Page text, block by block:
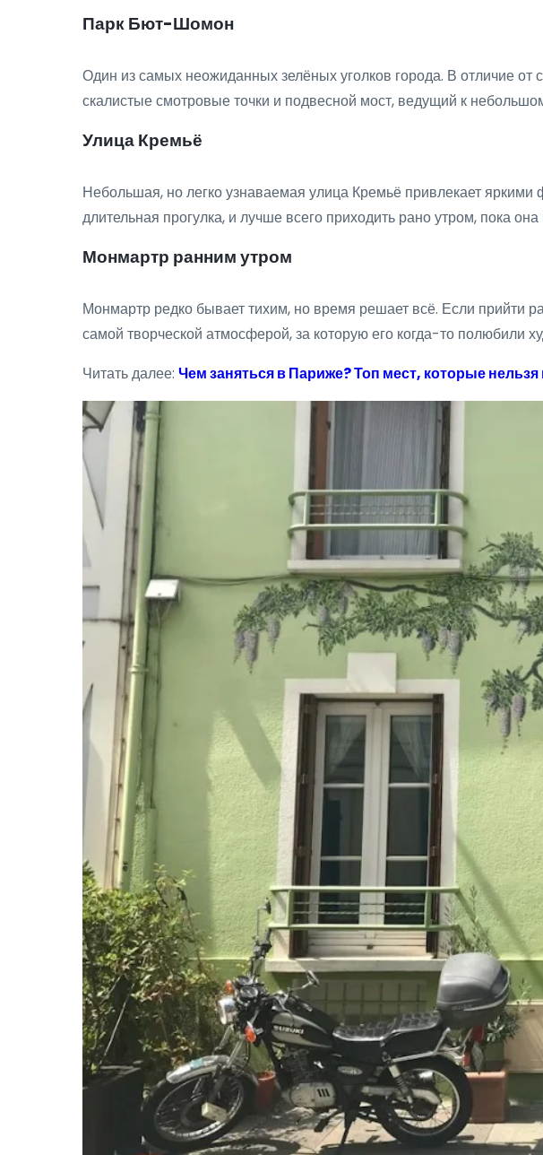
Парк Бют-Шомон
Один из самых неожиданных зелёных уголков города. В отличие
скалистые смотровые точки и подвесной мост, ведущий к
Улица Кремьё
Небольшая, но легко узнаваемая улица Кремьё привлекает
длительная прогулка, и лучше всего приходить рано утром, пока
Монмартр ранним утром
Монмартр редко бывает тихим, но время решает всё. Если прийти
самой творческой атмосферой, за которую его когда-то полюбили
Читать далее: Чем заняться в Париже? Топ мест, которые